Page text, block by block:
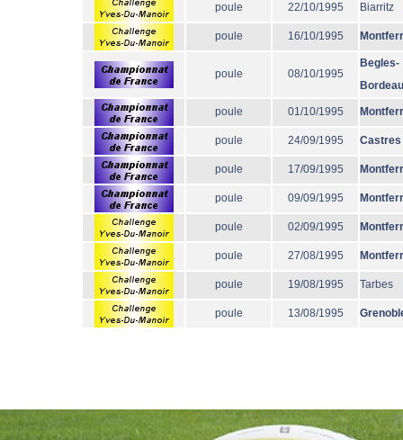
poule 22/10/1995 Biarritz
poule 16/10/1995
poule 08/10/1995
Begles-
poule 01/10/1995
poule 24/09/1995 Castres
poule 17/09/1995
poule 09/09/1995
poule 02/09/1995
poule 27/08/1995
poule 19/08/1995 Tarbes
poule 13/08/1995